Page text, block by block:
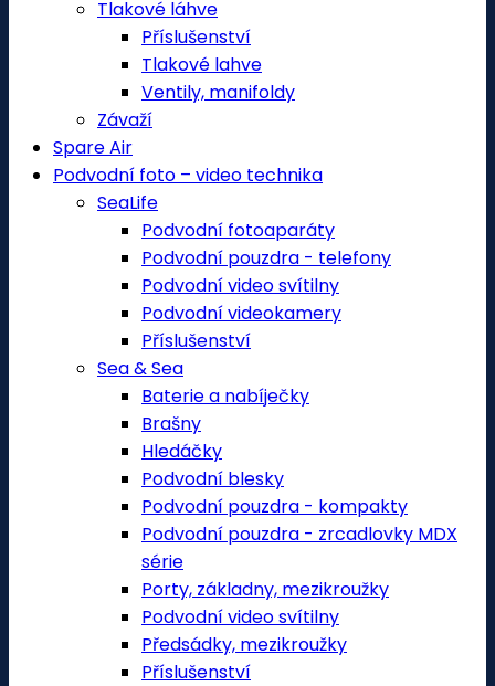
Tlakové láhve
Příslušenství
Tlakové lahve
Ventily, manifoldy
Závaží
Spare Air
Podvodní foto – video technika
SeaLife
Podvodní fotoaparáty
Podvodní pouzdra - telefony
Podvodní video svítilny
Podvodní videokamery
Příslušenství
Sea & Sea
Baterie a nabíječky
Brašny
Hledáčky
Podvodní blesky
Podvodní pouzdra - kompakty
Podvodní pouzdra - zrcadlovky MDX
série
Porty, základny, mezikroužky
Podvodní video svítilny
Předsádky, mezikroužky
Příslušenství